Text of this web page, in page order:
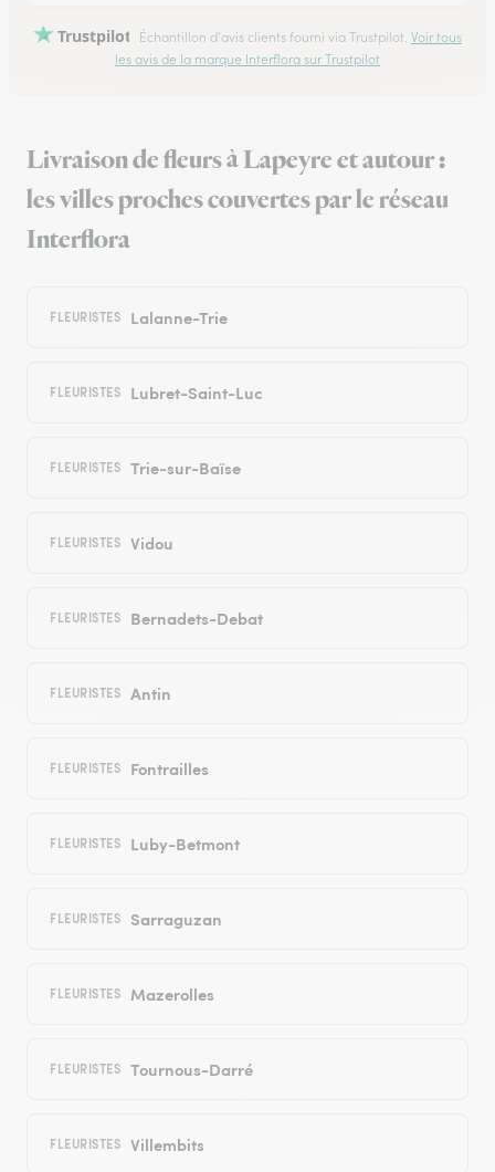
Trustpilot Échantillon d'avis clients fourni via Trustpilot. Voir tous
les avis de la marque Interflora sur Trustpilot
Livraison de fleurs à Lapeyre et autour :
les villes proches couvertes par le réseau
Interflora
FLEURISTES Lalanne-Trie
FLEURISTES Lubret-Saint-Luc
FLEURISTES Trie-sur-Baïse
FLEURISTES Vidou
FLEURISTES Bernadets-Debat
FLEURISTES Antin
FLEURISTES Fontrailles
FLEURISTES Luby-Betmont
FLEURISTES Sarraguzan
FLEURISTES Mazerolles
FLEURISTES Tournous-Darré
FLEURISTES Villembits